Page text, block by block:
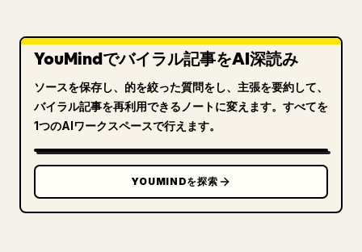
YouMindでバイラル記事をAI深読み
ソースを保存し、的を絞った質問をし、主張を要約して、
バイラル記事を再利用できるノートに変えます。すべてを
1つのAIワークスペースで行えます。
YOUMINDを探索